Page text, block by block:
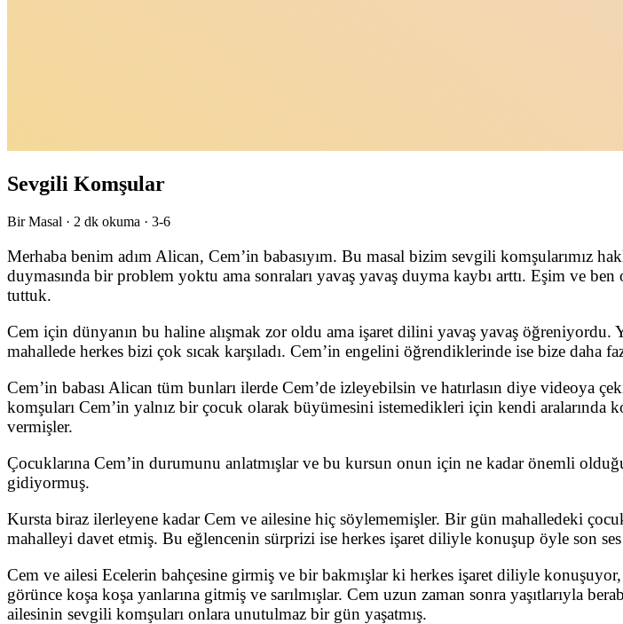
Sevgili Komşular
Bir Masal · 2 dk okuma · 3-6
Merhaba benim adım Alican, Cem’in babasıyım. Bu masal bizim sevgili komşularımız
duymasında bir problem yoktu ama sonraları yavaş yavaş duyma kaybı arttı. Eşim ve
tuttuk.
Cem için dünyanın bu haline alışmak zor oldu ama işaret dilini yavaş yavaş
mahallede herkes bizi çok sıcak karşıladı. Cem’in engelini öğrendiklerinde ise bize daha
Cem’in babası Alican tüm bunları ilerde Cem’de izleyebilsin ve hatırlasın diye videoya
komşuları Cem’in yalnız bir çocuk olarak büyümesini istemedikleri için kendi
vermişler.
Çocuklarına Cem’in durumunu anlatmışlar ve bu kursun onun için ne kadar önemli
gidiyormuş.
Kursta biraz ilerleyene kadar Cem ve ailesine hiç söylememişler. Bir gün mahalledeki
mahalleyi davet etmiş. Bu eğlencenin sürprizi ise herkes işaret diliyle konuşup öyle son
Cem ve ailesi Ecelerin bahçesine girmiş ve bir bakmışlar ki herkes işaret diliyle
görünce koşa koşa yanlarına gitmiş ve sarılmışlar. Cem uzun zaman sonra yaşıtlarıyla
ailesinin sevgili komşuları onlara unutulmaz bir gün yaşatmış.